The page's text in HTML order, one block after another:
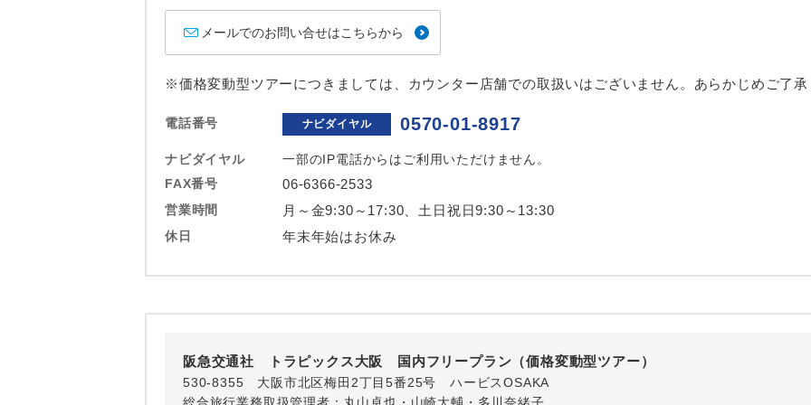
メールでのお問い合せはこちらから
※価格変動型ツアーにつきましては、カウンター店舗での取扱いはございません。あらかじめご了承
電話番号 ナビダイヤル 0570-01-8917
ナビダイヤル
一部のIP電話からはご利用いただけません。
FAX番号
06-6366-2533
営業時間 月～金9:30～17:30、土日祝日9:30～13:30
休日 年末年始はお休み
阪急交通社 トラピックス大阪 国内フリープラン（価格変動型ツアー）
530-8355 大阪市北区梅田2丁目5番25号 ハービスOSAKA
総合旅行業務取扱管理者：丸山卓也・山崎大輔・多川奈緒子
ホテル指定
おひとり様バス2席利用